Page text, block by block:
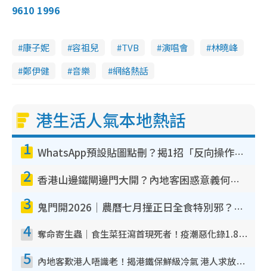
9610 1996
康子妮 容祖兒 TVB 演唱會
林曉峰
鄭伊健
音樂 網絡熱話
港生活人氣本地熱話
1 WhatsApp預設貼圖點刪？揭1招「反向操作」還原簡潔介面 附3步實測教學
2 香港山邊鐵閘邊門大開？內地客困惑意義何在！網民神回覆：呢種叫法理性防禦
3 鬼門開2026｜農曆七月撞正日全食特別邪？專家警告切忌做一事！揭4大禁忌+2招保平安
4 奪命寄生蟲｜食生菜狂瀉首現死者！疫潮惡化錄1.8萬宗病例 揭洗菜3大謬誤
5 內地客歎港人唔識老！揭港鐵保鮮級冷氣 港人求放過：咪投訴